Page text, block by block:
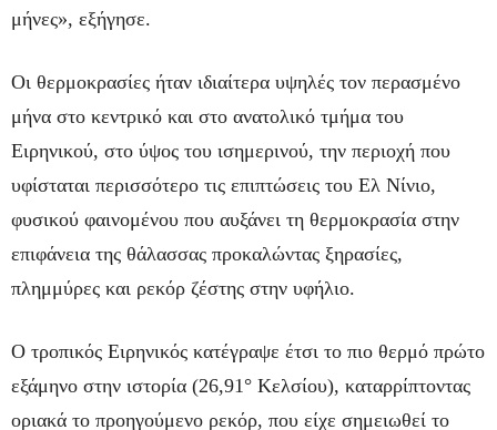
μήνες», εξήγησε.
Οι θερμοκρασίες ήταν ιδιαίτερα υψηλές τον περασμένο
μήνα στο κεντρικό και στο ανατολικό τμήμα του
Ειρηνικού, στο ύψος του ισημερινού, την περιοχή που
υφίσταται περισσότερο τις επιπτώσεις του Ελ Νίνιο,
φυσικού φαινομένου που αυξάνει τη θερμοκρασία στην
επιφάνεια της θάλασσας προκαλώντας ξηρασίες,
πλημμύρες και ρεκόρ ζέστης στην υφήλιο.
Ο τροπικός Ειρηνικός κατέγραψε έτσι το πιο θερμό πρώτο
εξάμηνο στην ιστορία (26,91° Κελσίου), καταρρίπτοντας
οριακά το προηγούμενο ρεκόρ, που είχε σημειωθεί το